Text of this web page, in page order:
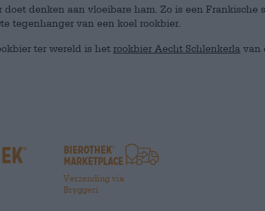
doet denken aan vloeibare ham. Zo is een
tegenhanger van een koel rookbier.
ter wereld is het rookbier Aecht Schlenkerla van
Verzending via
Bryggeri